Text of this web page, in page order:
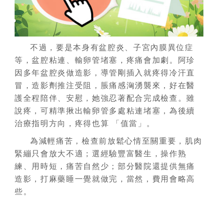
不過，要是本身有盆腔炎、子宮內膜異位症
等，盆腔粘連、輸卵管堵塞，疼痛會加劇。阿珍
因多年盆腔炎做造影，導管剛插入就疼得冷汗直
冒，造影劑推注受阻，脹痛感洶湧襲來，好在醫
護全程陪伴、安慰，她強忍著配合完成檢查。雖
說疼，可精準揪出輸卵管多處粘連堵塞，為後續
治療指明方向，疼得也算 「值當」。
為減輕痛苦，檢查前放鬆心情至關重要，肌肉
緊繃只會放大不適；選經驗豐富醫生，操作熟
練、用時短，痛苦自然少；部分醫院還提供無痛
造影，打麻藥睡一覺就做完，當然，費用會略高
些。